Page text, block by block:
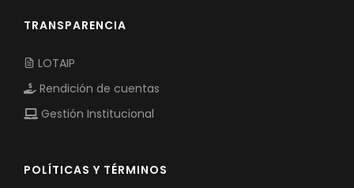
TRANSPARENCIA
LOTAIP
Rendición de cuentas
Gestión Institucional
POLÍTICAS Y TÉRMINOS